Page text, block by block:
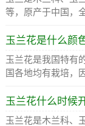
等，原产于中国，
玉兰花是什么颜
玉兰花是我国特有
国各地均有栽培，
玉兰花什么时候
玉兰花是木兰科、